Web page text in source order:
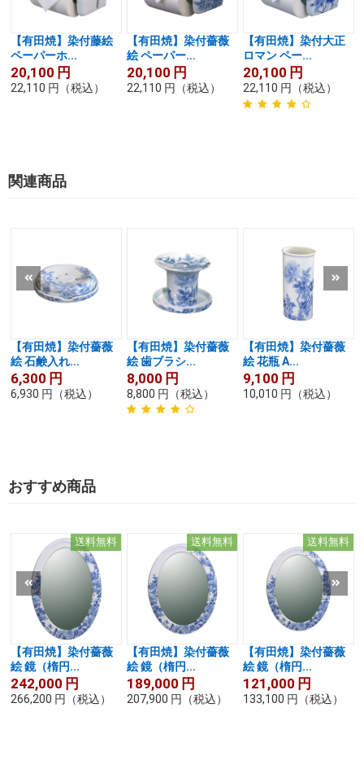
【有田焼】染付藤絵
ペーパーホ...
20,100 円
22,110 円 （税込）
【有田焼】染付薔薇
絵 ペーパー...
20,100 円
22,110 円 （税込）
【有田焼】染付大正
ロマン ペー...
20,100 円
22,110 円 （税込）
関連商品
【有田焼】染付薔薇
絵 石鹸入れ...
6,300 円
6,930 円 （税込）
【有田焼】染付薔薇
絵 歯ブラシ...
8,000 円
8,800 円 （税込）
【有田焼】染付薔薇
絵 花瓶 A...
9,100 円
10,010 円 （税込）
おすすめ商品
送料無料
【有田焼】染付薔薇
絵 鏡（楕円...
242,000 円
266,200 円 （税込）
送料無料
【有田焼】染付薔薇
絵 鏡（楕円...
189,000 円
207,900 円 （税込）
送料無料
【有田焼】染付薔薇
絵 鏡（楕円...
121,000 円
133,100 円 （税込）